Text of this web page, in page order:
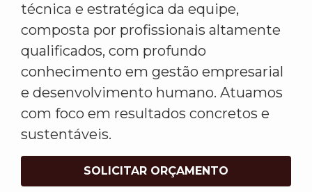
técnica e estratégica da equipe,
composta por profissionais altamente
qualificados, com profundo
conhecimento em gestão empresarial
e desenvolvimento humano. Atuamos
com foco em resultados concretos e
sustentáveis.
SOLICITAR ORÇAMENTO